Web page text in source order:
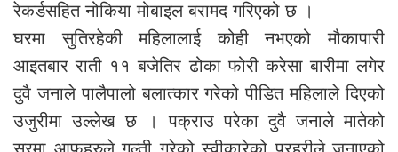
रेकर्डसहित नोकिया मोबाइल बरामद गरिएको छ ।
घरमा सुतिरहेकी महिलालाई कोही नभएको मौकापारी
आइतबार राती ११ बजेतिर ढोका फोरी करेसा बारीमा लगेर
दुवै जनाले पालैपालो बलात्कार गरेको पीडित महिलाले दिएको
उजुरीमा उल्लेख छ । पक्राउ परेका दुवै जनाले मातेको